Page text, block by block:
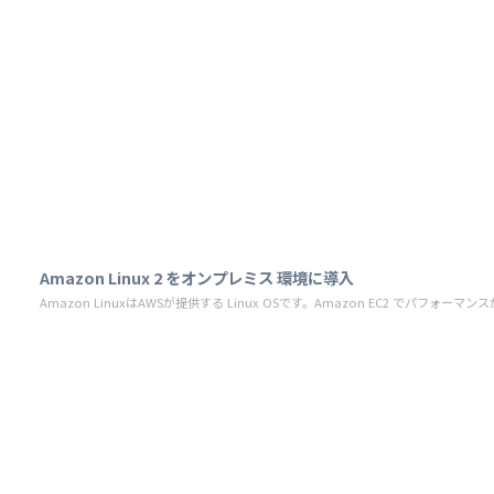
Amazon Linux 2 をオンプレミス 環境に導入
Amazon LinuxはAWSが提供する Linux OSです。Amazon EC2 でパフォーマンス